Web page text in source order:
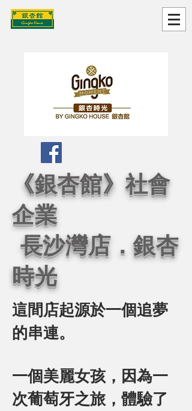
《銀杏館》社會
企業
長沙灣店．銀杏
時光
這間店起源於一個追夢
的串連。
一個美麗女孩，因為一
次葡萄牙之旅，體驗了